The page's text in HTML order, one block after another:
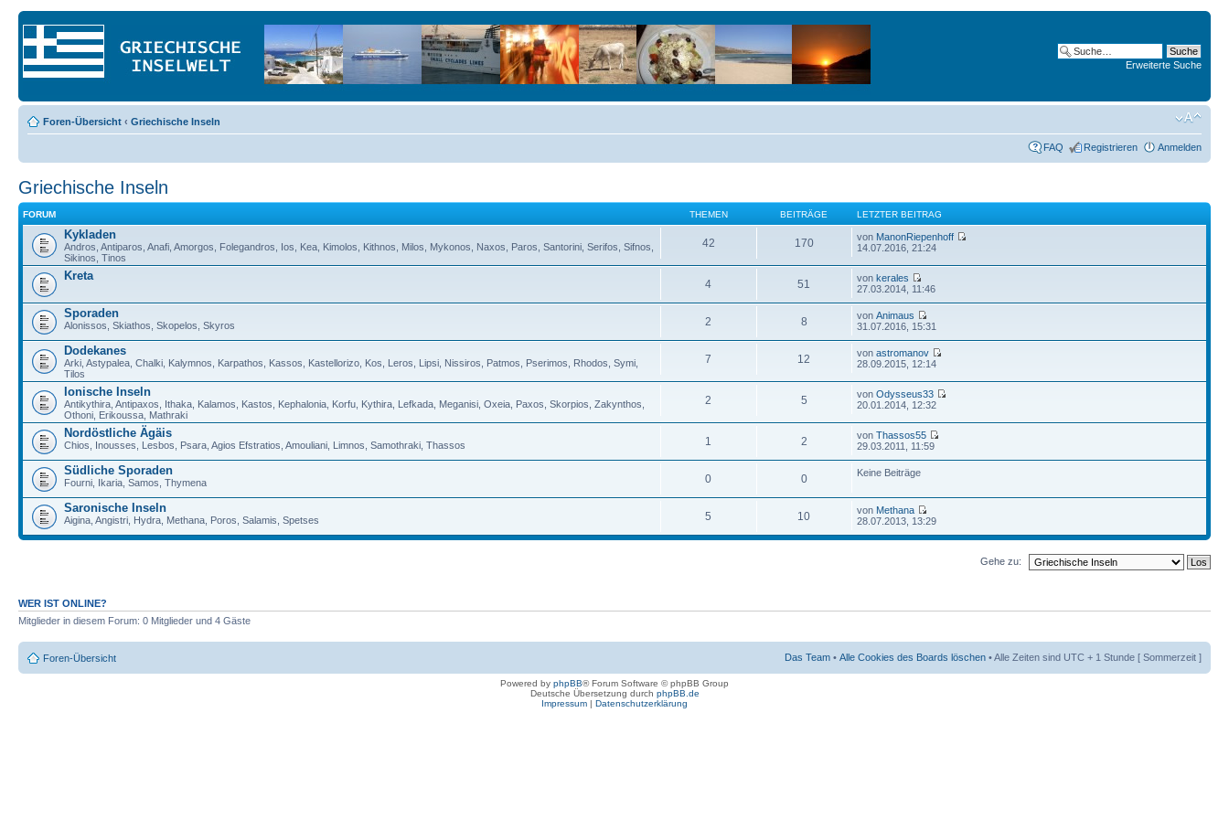
Erweiterte Suche
Foren-Übersicht ‹ Griechische Inseln
FAQ Registrieren Anmelden
Griechische Inseln
FORUM THEMEN BEITRÄGE LETZTER BEITRAG
Kykladen
Andros, Antiparos, Anafi, Amorgos, Folegandros, Ios, Kea, Kimolos, Kithnos, Milos, Mykonos, Naxos, Paros, Santorini, Serifos, Sifnos,
Sikinos, Tinos
42 170 von ManonRiepenhoff
14.07.2016, 21:24
Kreta
4 51 vonkerales
27.03.2014, 11:46
Sporaden
Alonissos, Skiathos, Skopelos, Skyros 2 8 vonAnimaus
31.07.2016, 15:31
Dodekanes
Arki, Astypalea, Chalki, Kalymnos, Karpathos, Kassos, Kastellorizo, Kos, Leros, Lipsi, Nissiros, Patmos, Pserimos, Rhodos, Symi,
Tilos
7 12 vonastromanov
28.09.2015, 12:14
Ionische Inseln
Antikythira, Antipaxos, Ithaka, Kalamos, Kastos, Kephalonia, Korfu, Kythira, Lefkada, Meganisi, Oxeia, Paxos, Skorpios, Zakynthos,
Othoni, Erikoussa, Mathraki
2 5 vonOdysseus33
20.01.2014, 12:32
Nordöstliche Ägäis
Chios, Inousses, Lesbos, Psara, Agios Efstratios, Amouliani, Limnos, Samothraki, Thassos 1 2 vonThassos55
29.03.2011, 11:59
Südliche Sporaden
Fourni, Ikaria, Samos, Thymena 0 0 Keine Beiträge
Saronische Inseln
Aigina, Angistri, Hydra, Methana, Poros, Salamis, Spetses 5 10 von Methana
28.07.2013, 13:29
Gehe zu:
WER IST ONLINE?
Mitglieder in diesem Forum: 0 Mitglieder und 4 Gäste
Foren-Übersicht Das Team • Alle Cookies des Boards löschen • Alle Zeiten sind UTC + 1 Stunde [ Sommerzeit ]
Powered by phpBB® Forum Software © phpBB Group
Deutsche Übersetzung durch phpBB.de
Impressum | Datenschutzerklärung